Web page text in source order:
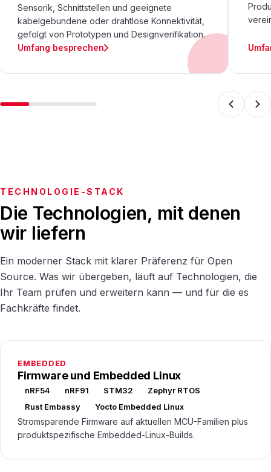
Sensorik, Schnittstellen und geeignete
kabelgebundene oder drahtlose Konnektivität,
gefolgt von Prototypen und Designverifikation.
Umfang besprechen
TECHNOLOGIE-STACK
Die Technologien, mit denen
wir liefern
Ein moderner Stack mit klarer Präferenz für Open
Source. Was wir übergeben, läuft auf Technologien, die
Ihr Team prüfen und erweitern kann — und für die es
Fachkräfte findet.
EMBEDDED
Firmware und Embedded Linux
nRF54 nRF91 STM32
Zephyr RTOS
Rust Embassy
Yocto Embedded Linux
Stromsparende Firmware auf aktuellen MCU-Familien plus
produktspezifische Embedded-Linux-Builds.